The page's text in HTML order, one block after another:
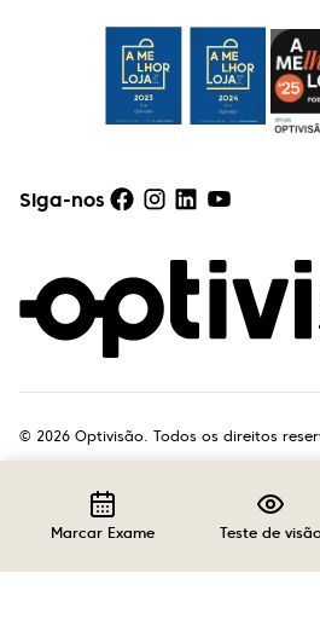
Siga-nos
© 2026 Optivisão. Todos os direitos
Marcar Exame Teste de